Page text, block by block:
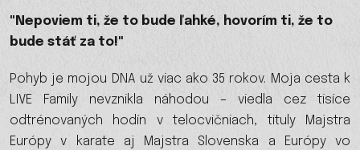
"Nepoviem ti, že to bude ľahké, hovorím ti, že to
bude stáť za to!"
Pohyb je mojou DNA už viac ako 35 rokov. Moja cesta k
LIVE Family nevznikla náhodou – viedla cez tisíce
odtrénovaných hodín v telocvičniach, tituly Majstra
Európy v karate aj Majstra Slovenska a Európy vo